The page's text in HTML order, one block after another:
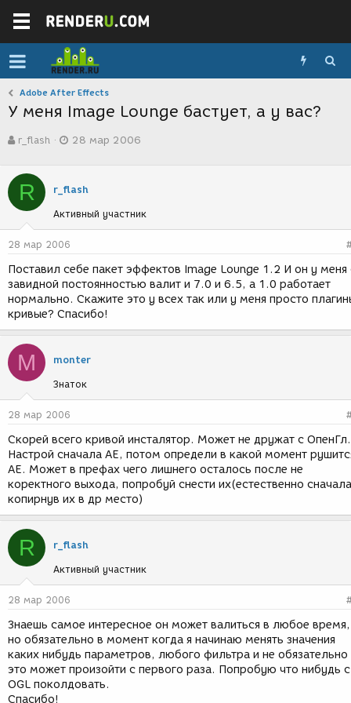
Adobe After Effects
У меня Image Lounge бастует, а у вас?
в
о
р
т
е
м
ы
r_flash
а
с
з
д
и
я
28 мар 2006
R r_flash
Активный участник
28 мар 2006
Поставил себе пакет эффектов Image Lounge 1.2 И он у меня
завидной постоянностью валит и 7.0 и 6.5, а 1.0 работает
нормально. Скажите это у всех так или у меня просто
кривые? Спасибо!
M monter
Знаток
28 мар 2006
Скорей всего кривой инсталятор. Может не дружат с ОпенГл.
Настрой сначала АЕ, потом определи в какой момент
АЕ. Может в префах чего лишнего осталось после не
коректного выхода, попробуй снести их(естественно сначала
копирнув их в др место)
R r_flash
Активный участник
28 мар 2006
Знаешь самое интересное он может валиться в любое время,
но обязательно в момент когда я начинаю менять значения
каких нибудь параметров, любого фильтра и не обязательно
это может произойти с первого раза. Попробую что нибудь с
OGL поколдовать.
Спасибо!